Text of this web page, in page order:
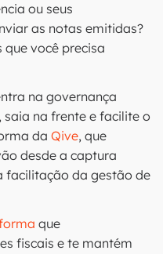
ou seus
as notas emitidas?
que você precisa
na governança
na frente e facilite o
da Qive, que
desde a captura
facilitação da gestão de
que
fiscais e te mantém